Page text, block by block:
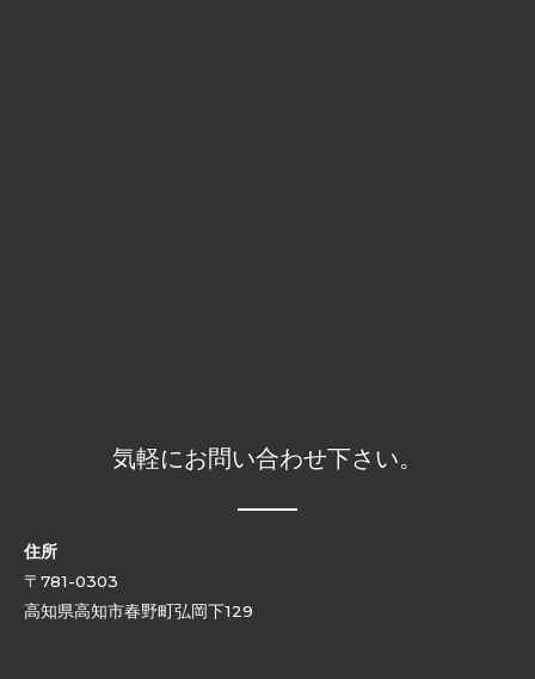
気軽にお問い合わせ下さい。
住所
〒781-0303
高知県高知市春野町弘岡下129